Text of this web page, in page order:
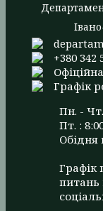
+380 342
Графік
Пн. - Чт.
Пт. :
Обідня
Графік
питань